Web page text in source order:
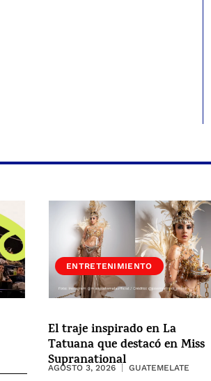
ENTRETENIMIENTO
El traje inspirado en La
Tatuana que destacó en Miss
Supranational
AGOSTO 3, 2026 GUATEMELATE